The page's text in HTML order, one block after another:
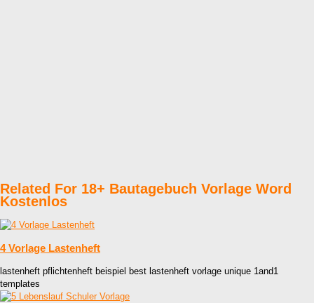
Related For 18+ Bautagebuch Vorlage Word
Kostenlos
4 Vorlage Lastenheft
lastenheft pflichtenheft beispiel best lastenheft vorlage unique 1and1
templates